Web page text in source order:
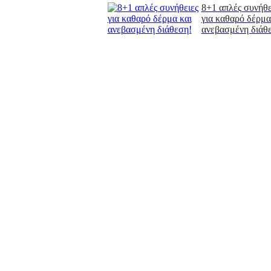
8+1 απλές
για καθαρό δέρμα
ανεβασμένη